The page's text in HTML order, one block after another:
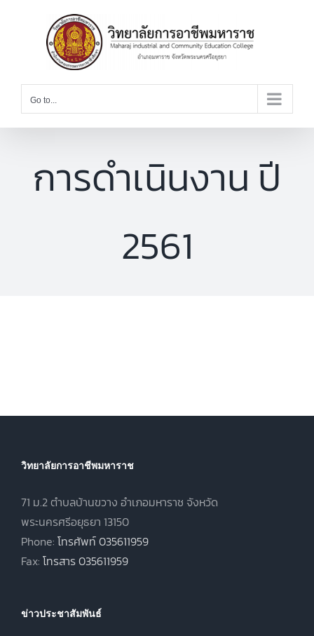
Go to...
การดำเนินงาน ปี
2561
วิทยาลัยการอาชีพมหาราช
71 ม.2 ตำบลบ้านขวาง อำเภอมหาราช จังหวัด
พระนครศรีอยุธยา 13150
Phone: โทรศัพท์ 035611959
Fax: โทรสาร 035611959
ข่าวประชาสัมพันธ์